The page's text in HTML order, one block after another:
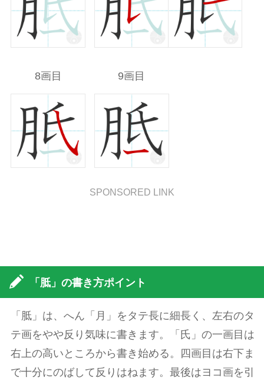
8画目 9画目
SPONSORED LINK
「胝」の書き方ポイント
「胝」は、へん「月」をタテ長に細長く、左右のタ
テ画をやや反り気味に書きます。「氏」の一画目は
右上の高いところから書き始める。四画目は右下ま
で十分にのばして反りはねます。最後はヨコ画を引